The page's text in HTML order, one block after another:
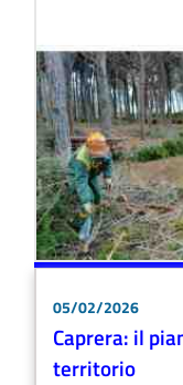
05/02/2026
Caprera: il
territorio